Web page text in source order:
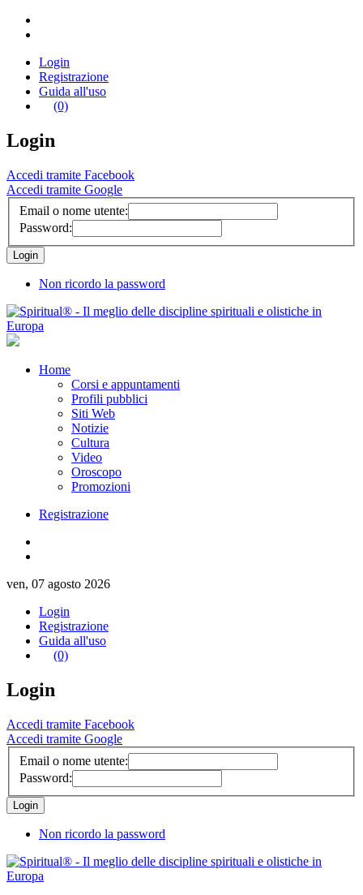
Login
Registrazione
Guida all'uso
(0)
Login
Accedi tramite Facebook
Accedi tramite Google
Email o nome utente:
Password:
Non ricordo la password
Home
Corsi e appuntamenti
Profili pubblici
Siti Web
Notizie
Cultura
Video
Oroscopo
Promozioni
Registrazione
ven, 07 agosto 2026
Login
Registrazione
Guida all'uso
(0)
Login
Accedi tramite Facebook
Accedi tramite Google
Email o nome utente:
Password:
Non ricordo la password